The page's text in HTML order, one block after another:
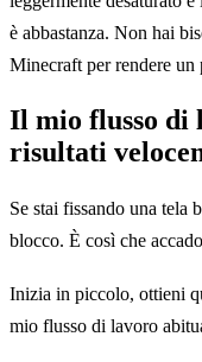
è abbastanza. Non hai
Minecraft per rendere un
Il mio flusso di
risultati
Se stai fissando una tela
blocco. È così che
Inizia in piccolo, ottieni
mio flusso di lavoro